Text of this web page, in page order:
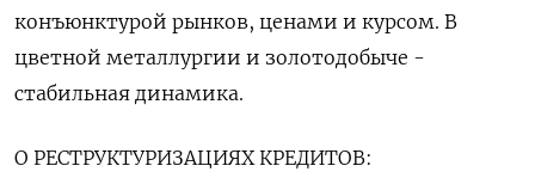
конъюнктурой рынков, ценами и курсом. В
цветной металлургии и золотодобыче -
стабильная динамика.
О РЕСТРУКТУРИЗАЦИЯХ КРЕДИТОВ: